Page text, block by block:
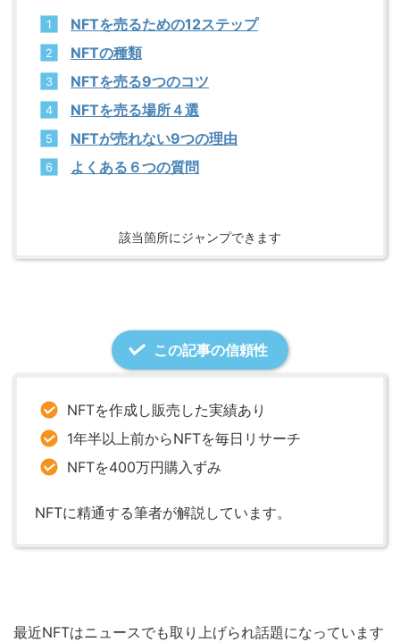
NFTを売るための12ステップ
NFTの種類
NFTを売る9つのコツ
NFTを売る場所４選
NFTが売れない9つの理由
よくある６つの質問
該当箇所にジャンプできます
この記事の信頼性
NFTを作成し販売した実績あり
1年半以上前からNFTを毎日リサーチ
NFTを400万円購入ずみ
NFTに精通する筆者が解説しています。
最近NFTはニュースでも取り上げられ話題になっています